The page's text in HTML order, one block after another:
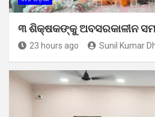
୩ ଶିକ୍ଷକଙ୍କୁ ଅବସରକାଳୀନ
23 hours ago Sunil Kumar